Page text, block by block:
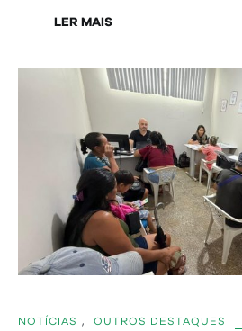
LER MAIS
NOTÍCIAS , OUTROS DESTAQUES